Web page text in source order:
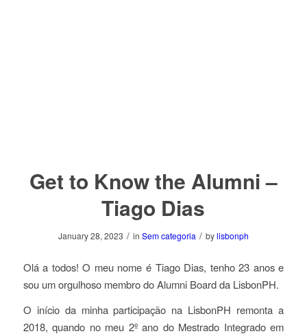
Get to Know the Alumni –
Tiago Dias
January 28, 2023 / in Sem categoria / bylisbonph
Olá a todos! O meu nome é Tiago Dias, tenho 23 anos e
sou um orgulhoso membro doAlumni Boardda LisbonPH.
O início da minha participação na LisbonPH remonta a
2018, quando no meu 2º ano do Mestrado Integrado em